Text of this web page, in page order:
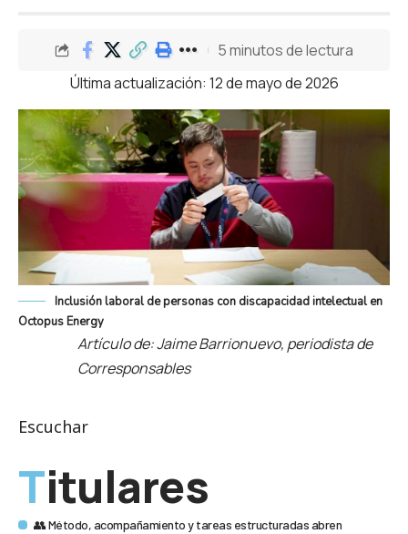
Última actualización: 12 de mayo de 2026
5 minutos de lectura
Inclusión laboral de personas con discapacidad intelectual en
Octopus Energy
Artículo de: Jaime Barrionuevo, periodista de
Corresponsables
Escuchar
Titulares
👥 Método, acompañamiento y tareas estructuradas abren